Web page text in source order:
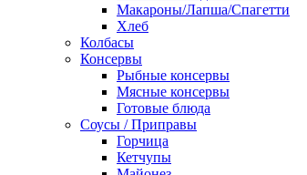
Макароны/Лапша/Спагетти
Хлеб
Колбасы
Консервы
Рыбные консервы
Мясные консервы
Готовые блюда
Соусы / Приправы
Горчица
Кетчупы